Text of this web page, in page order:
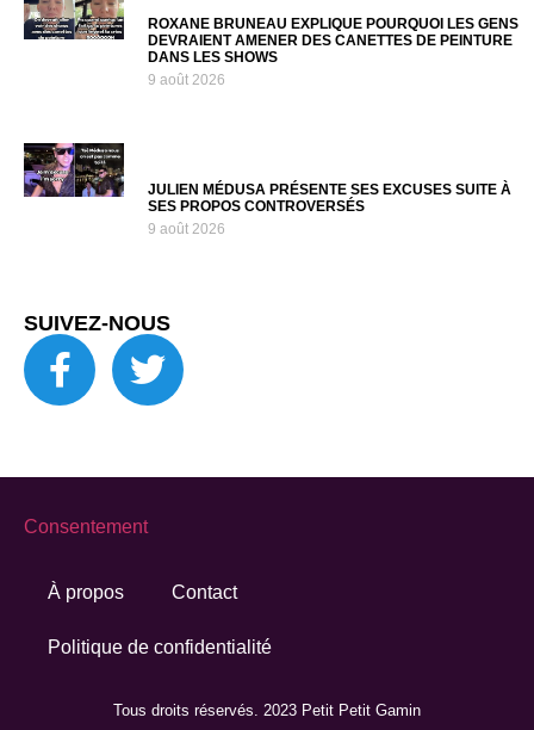
ROXANE BRUNEAU EXPLIQUE POURQUOI LES GENS
DEVRAIENT AMENER DES CANETTES DE PEINTURE
DANS LES SHOWS
9 août 2026
JULIEN MÉDUSA PRÉSENTE SES EXCUSES SUITE À
SES PROPOS CONTROVERSÉS
9 août 2026
SUIVEZ-NOUS
Tous droits réservés. 2023 Petit Petit Gamin
À propos Contact
Politique de confidentialité
Consentement